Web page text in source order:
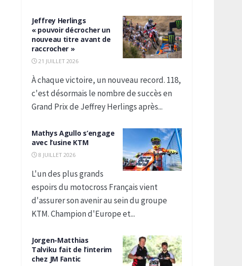
Jeffrey Herlings
« pouvoir décrocher un
nouveau titre avant de
raccrocher »
21 JUILLET 2026
À chaque victoire, un nouveau record. 118,
c'est désormais le nombre de succès en
Grand Prix de Jeffrey Herlings après...
Mathys Agullo s’engage
avec l’usine KTM
8 JUILLET 2026
L'un des plus grands
espoirs du motocross Français vient
d'assurer son avenir au sein du groupe
KTM. Champion d'Europe et...
Jorgen-Matthias
Talviku fait de l’interim
chez JM Fantic